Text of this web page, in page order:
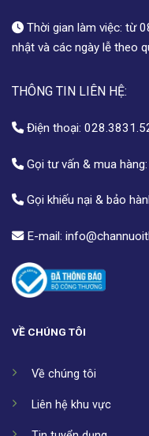
Thời gian làm việc: từ
nhật và các ngày lễ theo
THÔNG TIN LIÊN HỆ:
Điện thoại:
Gọi tư vấn & mua hàng:
Gọi khiếu nại & bảo
E-mail:
VỀ CHÚNG TÔI
Về chúng tôi
Liên hệ khu vực